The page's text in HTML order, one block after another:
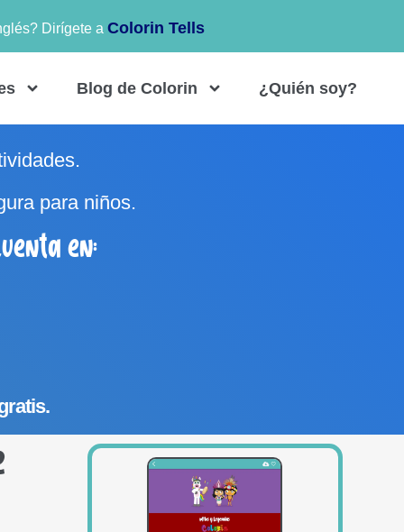
Dirígete a Colorin Tells
Blog de Colorin ¿Quién soy?
para niños.
en: